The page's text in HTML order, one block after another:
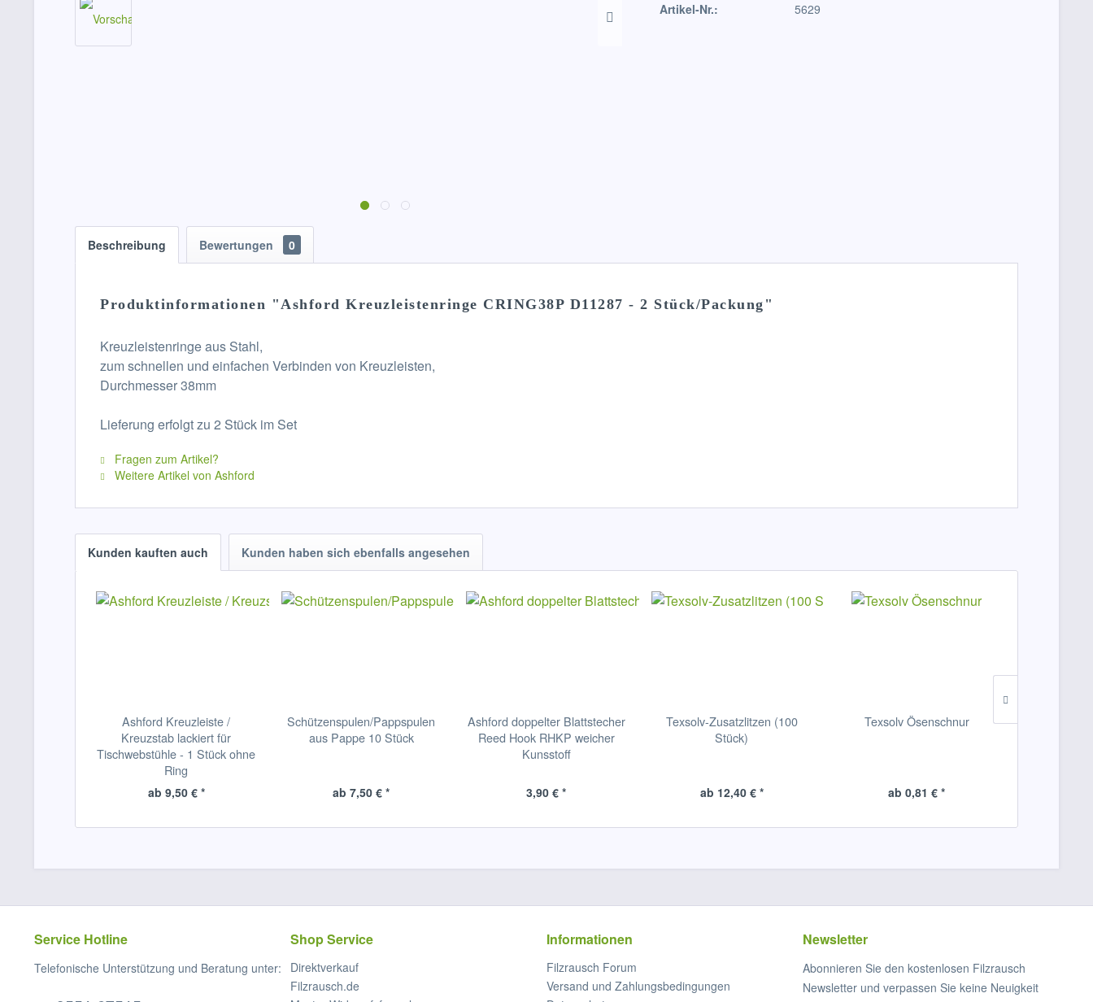
Artikel-Nr.: 5629
Beschreibung Bewertungen 0
Produktinformationen "Ashford Kreuzleistenringe CRING38P D11287 - 2 Stück/Packung"
Kreuzleistenringe aus Stahl,
zum schnellen und einfachen Verbinden von Kreuzleisten,
Durchmesser 38mm
Lieferung erfolgt zu 2 Stück im Set
Fragen zum Artikel?
Weitere Artikel von Ashford
Kunden kauften auch Kunden haben sich ebenfalls angesehen
Ashford Kreuzleiste /
Kreuzstab lackiert für
Tischwebstühle - 1 Stück ohne
Ring
ab 9,50 € *
Schützenspulen/Pappspulen
aus Pappe 10 Stück
ab 7,50 € *
Ashford doppelter Blattstecher
Reed Hook RHKP weicher
Kunsstoff
3,90 € *
Texsolv-Zusatzlitzen (100
Stück)
ab 12,40 € *
Texsolv Ösenschnur
ab 0,81 € *
Service Hotline
Telefonische Unterstützung und Beratung unter:
Shop Service
Direktverkauf
Filzrausch.de
Informationen
Filzrausch Forum
Versand und Zahlungsbedingungen
Newsletter
Abonnieren Sie den kostenlosen Filzrausch
Newsletter und verpassen Sie keine Neuigkeit